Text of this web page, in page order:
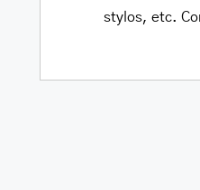
stylos, etc.